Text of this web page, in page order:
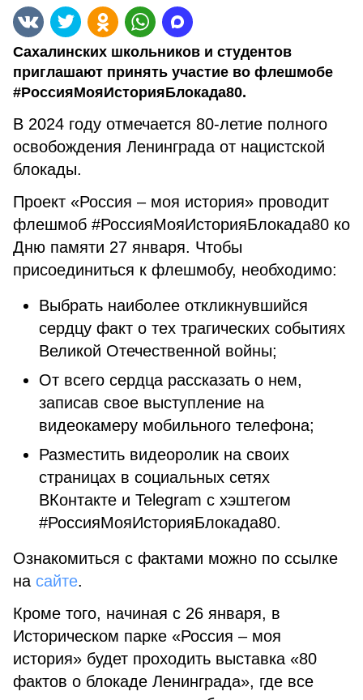
Сахалинских школьников и студентов
приглашают принять участие во флешмобе
#РоссияМояИсторияБлокада80.
В 2024 году отмечается 80-летие полного
освобождения Ленинграда от нацистской
блокады.
Проект «Россия – моя история» проводит
флешмоб #РоссияМояИсторияБлокада80 ко
Дню памяти 27 января. Чтобы
присоединиться к флешмобу, необходимо:
Выбрать наиболее откликнувшийся
сердцу факт о тех трагических событиях
Великой Отечественной войны;
От всего сердца рассказать о нем,
записав свое выступление на
видеокамеру мобильного телефона;
Разместить видеоролик на своих
страницах в социальных сетях
ВКонтакте и Telegram с хэштегом
#РоссияМояИсторияБлокада80.
Ознакомиться с фактами можно по ссылке
на сайте.
Кроме того, начиная с 26 января, в
Историческом парке «Россия – моя
история» будет проходить выставка «80
фактов о блокаде Ленинграда», где все